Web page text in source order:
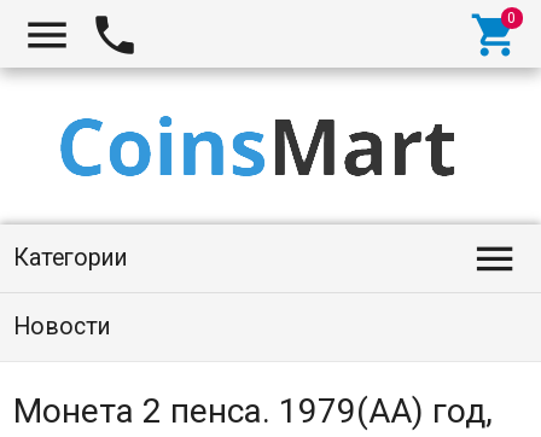
  
Категории 
Новости
Монета 2 пенса. 1979(AA) год,